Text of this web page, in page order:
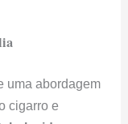
uma abordagem
cigarro e